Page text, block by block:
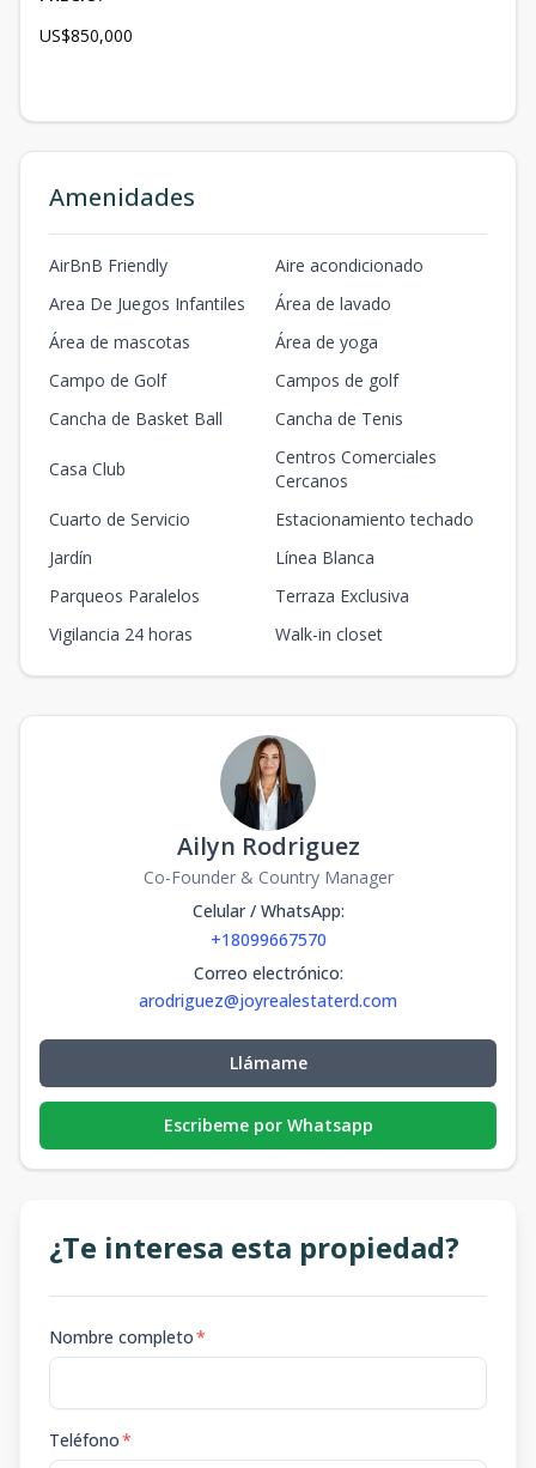
US$850,000
Amenidades
AirBnB Friendly
Aire acondicionado
Area De Juegos Infantiles
Área de lavado
Área de mascotas
Área de yoga
Campo de Golf
Campos de golf
Cancha de Basket Ball
Cancha de Tenis
Casa Club
Centros Comerciales
Cercanos
Cuarto de Servicio
Estacionamiento techado
Jardín
Línea Blanca
Parqueos Paralelos
Terraza Exclusiva
Vigilancia 24 horas
Walk-in closet
Ailyn Rodriguez
Co-Founder & Country Manager
Celular / WhatsApp:
+18099667570
Correo electrónico:
arodriguez@joyrealestaterd.com
Llámame
Escribeme por Whatsapp
¿Te interesa esta propiedad?
Nombre completo*
Teléfono*